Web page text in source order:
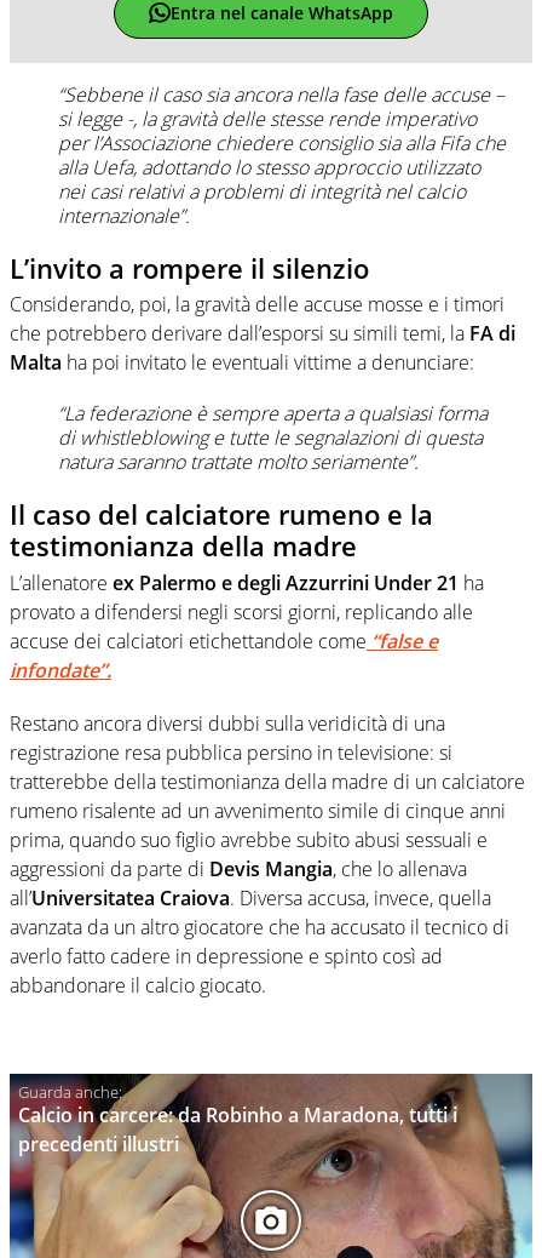
Entra nel canale WhatsApp
“Sebbene il caso sia ancora nella fase delle accuse –
si legge -, la gravità delle stesse rende imperativo
per l’Associazione chiedere consiglio sia alla Fifa che
alla Uefa, adottando lo stesso approccio utilizzato
nei casi relativi a problemi di integrità nel calcio
internazionale”.
L’invito a rompere il silenzio
Considerando, poi, la gravità delle accuse mosse e i timori
che potrebbero derivare dall’esporsi su simili temi, la FA di
Malta ha poi invitato le eventuali vittime a denunciare:
“La federazione è sempre aperta a qualsiasi forma
di whistleblowing e tutte le segnalazioni di questa
natura saranno trattate molto seriamente”.
Il caso del calciatore rumeno e la
testimonianza della madre
L’allenatore ex Palermo e degli Azzurrini Under 21 ha
provato a difendersi negli scorsi giorni, replicando alle
accuse dei calciatori etichettandole come “false e
infondate”.
Restano ancora diversi dubbi sulla veridicità di una
registrazione resa pubblica persino in televisione: si
tratterebbe della testimonianza della madre di un calciatore
rumeno risalente ad un avvenimento simile di cinque anni
prima, quando suo figlio avrebbe subito abusi sessuali e
aggressioni da parte di Devis Mangia, che lo allenava
all’Universitatea Craiova. Diversa accusa, invece, quella
avanzata da un altro giocatore che ha accusato il tecnico di
averlo fatto cadere in depressione e spinto così ad
abbandonare il calcio giocato.
Calcio in carcere: da Robinho a Maradona, tutti i
precedenti illustri